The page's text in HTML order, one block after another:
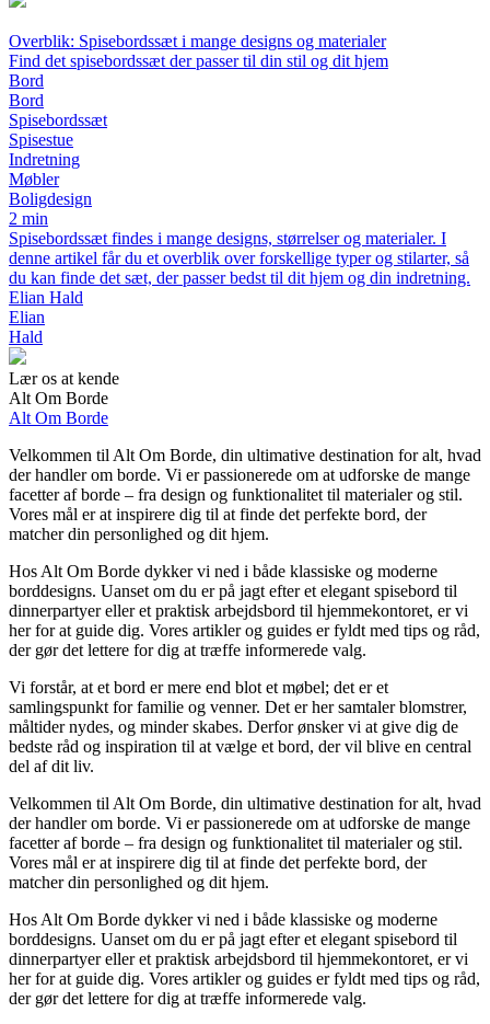
Overblik: Spisebordssæt i mange designs og materialer
Find det spisebordssæt der passer til din stil og dit hjem
Bord
Bord
Spisebordssæt
Spisestue
Indretning
Møbler
Boligdesign
2 min
Spisebordssæt findes i mange designs, størrelser og materialer. I
denne artikel får du et overblik over forskellige typer og stilarter, så
du kan finde det sæt, der passer bedst til dit hjem og din indretning.
Elian Hald
Elian
Hald
Lær os at kende
Alt Om Borde
Alt Om Borde
Velkommen til Alt Om Borde, din ultimative destination for alt, hvad
der handler om borde. Vi er passionerede om at udforske de mange
facetter af borde – fra design og funktionalitet til materialer og stil.
Vores mål er at inspirere dig til at finde det perfekte bord, der
matcher din personlighed og dit hjem.
Hos Alt Om Borde dykker vi ned i både klassiske og moderne
borddesigns. Uanset om du er på jagt efter et elegant spisebord til
dinnerpartyer eller et praktisk arbejdsbord til hjemmekontoret, er vi
her for at guide dig. Vores artikler og guides er fyldt med tips og råd,
der gør det lettere for dig at træffe informerede valg.
Vi forstår, at et bord er mere end blot et møbel; det er et
samlingspunkt for familie og venner. Det er her samtaler blomstrer,
måltider nydes, og minder skabes. Derfor ønsker vi at give dig de
bedste råd og inspiration til at vælge et bord, der vil blive en central
del af dit liv.
Velkommen til Alt Om Borde, din ultimative destination for alt, hvad
der handler om borde. Vi er passionerede om at udforske de mange
facetter af borde – fra design og funktionalitet til materialer og stil.
Vores mål er at inspirere dig til at finde det perfekte bord, der
matcher din personlighed og dit hjem.
Hos Alt Om Borde dykker vi ned i både klassiske og moderne
borddesigns. Uanset om du er på jagt efter et elegant spisebord til
dinnerpartyer eller et praktisk arbejdsbord til hjemmekontoret, er vi
her for at guide dig. Vores artikler og guides er fyldt med tips og råd,
der gør det lettere for dig at træffe informerede valg.